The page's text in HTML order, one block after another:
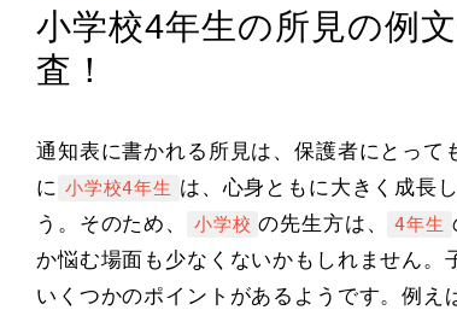
小学校4年生の所見の例
査！
通知表に書かれる所見は、保護者にとっ
に 小学校4年生 は、心身ともに大きく成長
う。そのため、
小学校 の先生方は、 4年生
か悩む場面も少なくないかもしれません。
いくつかのポイントがあるようです。例え